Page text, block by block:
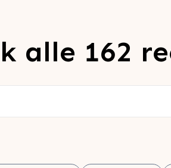
alle 162